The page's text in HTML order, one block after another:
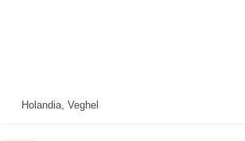
Holandia, Veghel